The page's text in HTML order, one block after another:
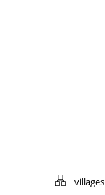
villages